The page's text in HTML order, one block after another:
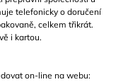
telefonicky o doručení
celkem třikrát.
i kartou.
on-line na webu: